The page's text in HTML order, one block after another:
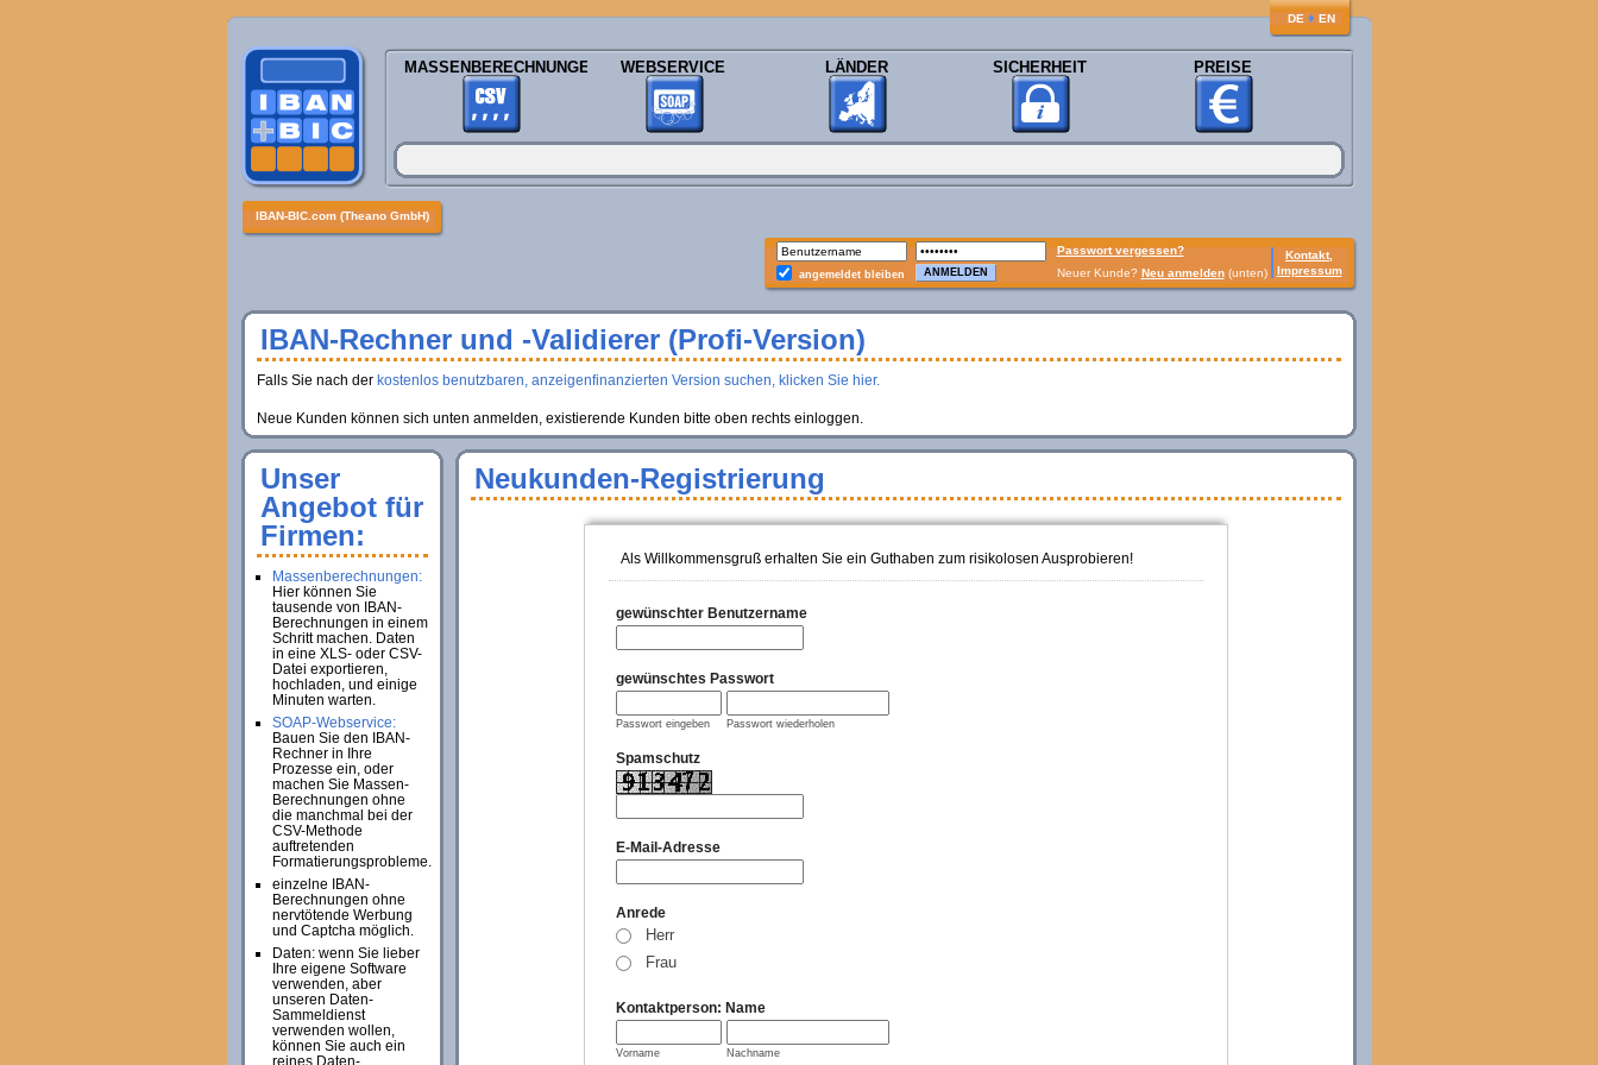
DE ♦ EN
MASSENBERECHNUNGEN WEBSERVICE LÄNDER SICHERHEIT PREISE
IBAN-BIC.com (Theano GmbH)
Passwort vergessen?
Kontakt,
Impressum
angemeldet bleiben Neuer Kunde? Neu anmelden(unten)
IBAN-Rechner und -Validierer (Profi-Version)
Falls Sie nach der kostenlos benutzbaren, anzeigenfinanzierten Version suchen, klicken Sie hier.
Neue Kunden können sich unten anmelden, existierende Kunden bitte oben rechts einloggen.
Neukunden-Registrierung
Als Willkommensgruß erhalten Sie ein Guthaben zum risikolosen Ausprobieren!
gewünschter Benutzername
gewünschtes Passwort
Passwort eingeben Passwort wiederholen
Spamschutz
E-Mail-Adresse
Anrede
Herr
Frau
Kontaktperson: Name
Vorname Nachname
Unser
Angebot für
Firmen:
Massenberechnungen:
Hier können Sie
tausende von IBAN-
Berechnungen in einem
Schritt machen. Daten
in eine XLS- oder CSV-
Datei exportieren,
hochladen, und einige
Minuten warten.
SOAP-Webservice:
Bauen Sie den IBAN-
Rechner in Ihre
Prozesse ein, oder
machen Sie Massen-
Berechnungen ohne
die manchmal bei der
CSV-Methode
auftretenden
Formatierungsprobleme.
einzelne IBAN-
Berechnungen ohne
nervtötende Werbung
und Captcha möglich.
Daten: wenn Sie lieber
Ihre eigene Software
verwenden, aber
unseren Daten-
Sammeldienst
verwenden wollen,
können Sie auch ein
reines Daten-